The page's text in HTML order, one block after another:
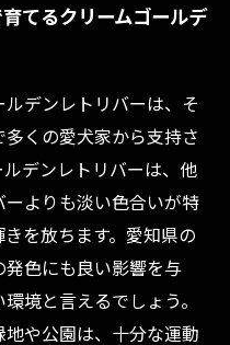
てるクリームゴールデ
デンレトリバーは、そ
くの愛犬家から支持さ
デンレトリバーは、他
よりも淡い色合いが特
を放ちます。愛知県の
色にも良い影響を与
境と言えるでしょう。
や公園は、十分な運動